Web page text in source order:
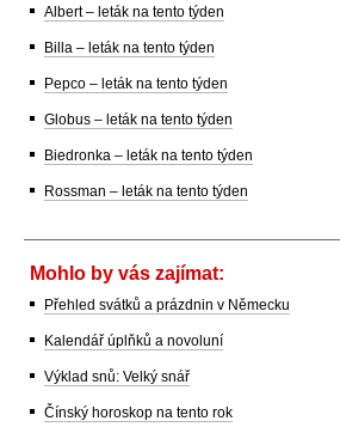
Albert – leták na tento týden
Billa – leták na tento týden
Pepco – leták na tento týden
Globus – leták na tento týden
Biedronka – leták na tento týden
Rossman – leták na tento týden
Mohlo by vás zajímat:
Přehled svátků a prázdnin v Německu
Kalendář úplňků a novoluní
Výklad snů: Velký snář
Čínský horoskop na tento rok